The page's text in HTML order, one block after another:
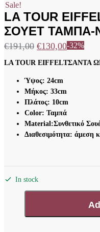
Sale!
LA TOUR
ΣΟΥΕΤ ΤΑΜΠΑ-
€191,00 €130,00-32%
LA TOUR EIFFELΤΣΑΝΤΑ
Ύψος: 24cm
Μήκος: 33cm
Πλάτος: 10cm
Color: Ταμπά
Material:Συνθετικό
Διαθεσιμότητα: άμεση
In stock